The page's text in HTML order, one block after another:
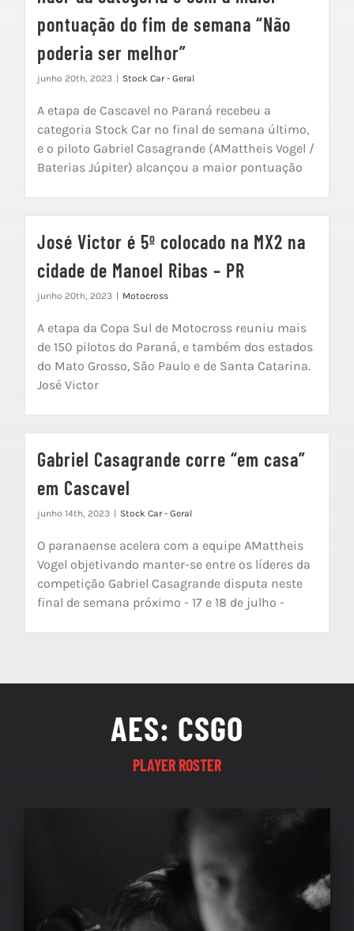
pontuação do fim de semana “Não
poderia ser melhor”
junho 20th, 2023 Stock Car - Geral
A etapa de Cascavel no Paraná recebeu a
categoria Stock Car no final de semana último,
e o piloto Gabriel Casagrande (AMattheis Vogel /
Baterias Júpiter) alcançou a maior pontuação
José Victor é 5º colocado na MX2 na
cidade de Manoel Ribas – PR
junho 20th, 2023 Motocross
A etapa da Copa Sul de Motocross reuniu mais
de 150 pilotos do Paraná, e também dos estados
do Mato Grosso, São Paulo e de Santa Catarina.
José Victor
Gabriel Casagrande corre “em casa”
em Cascavel
junho 14th, 2023 Stock Car - Geral
O paranaense acelera com a equipe AMattheis
Vogel objetivando manter-se entre os líderes da
competição Gabriel Casagrande disputa neste
final de semana próximo - 17 e 18 de julho -
AES: CSGO
PLAYER ROSTER